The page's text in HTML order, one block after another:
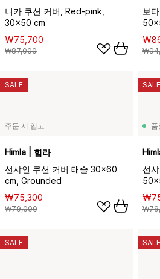
니카 쿠션 커버, Red-pink,
30x50 cm
₩75,700
₩87,000
보
주문 시 입고
Himla | 힘라
선샤인 쿠션 커버 태슬 30x60
cm, Grounded
₩75,300
₩79,000
SALE
선
SALE
SALE SALE